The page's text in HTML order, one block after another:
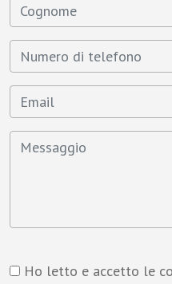
Ho letto e accetto le